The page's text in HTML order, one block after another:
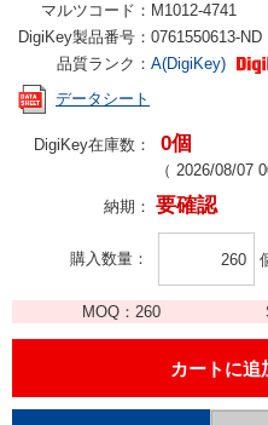
マルツコード： M1012-4741
DigiKey製品番号： 0761550613-ND
品質ランク： A(DigiKey)
データシート
DigiKey在庫数： 0個
（ 2026/08/07
納期： 要確認
購入数量
MOQ：260